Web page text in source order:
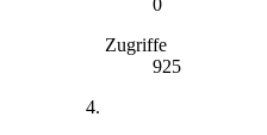
0
Zugriffe
925